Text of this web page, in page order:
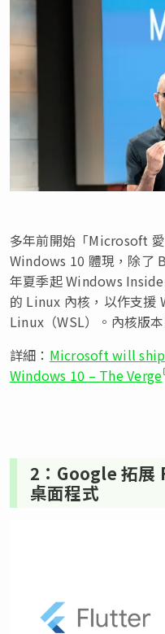
多年前開始「Microsoft
Windows 10 體現，除了
年夏季起 Windows
的 Linux 內核，以作支
Linux（WSL）。內核版
詳細： Microsoft will
Windows 10 – The Verge
2：Google 拓
桌面程式